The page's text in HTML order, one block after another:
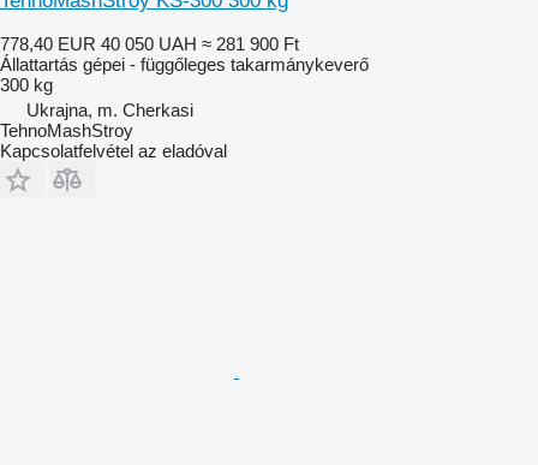
778,40 EUR 40 050 UAH ≈ 281 900 Ft
Állattartás gépei - függőleges takarmánykeverő
300 kg
Ukrajna, m. Cherkasi
TehnoMashStroy
Kapcsolatfelvétel az eladóval